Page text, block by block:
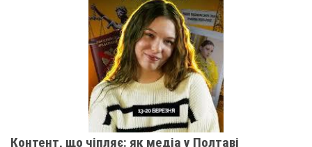
Контент, що чіпляє: як медіа у Полтаві